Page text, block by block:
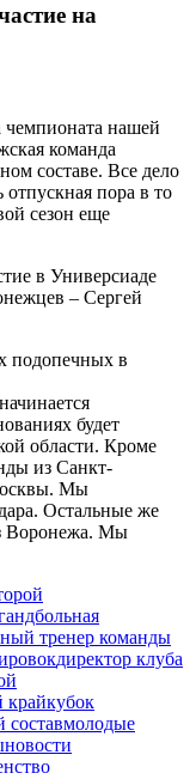
на
чемпионата нашей
команда
составе. Все дело
отпускная пора в то
сезон еще
в Универсиаде
– Сергей
подопечных в
будет
области. Кроме
из Санкт-
Мы
Остальные же
Воронежа. Мы
тренер команды
директор клуба
крайкубок
молодые
новости